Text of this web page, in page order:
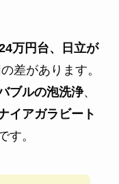
万円台、日立が
差があります。
ブルの泡洗浄、
イアガラビート
す。